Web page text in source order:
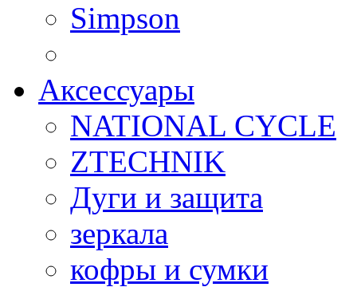
Simpson
Аксессуары
NATIONAL CYCLE
ZTECHNIK
Дуги и защита
зеркала
кофры и сумки